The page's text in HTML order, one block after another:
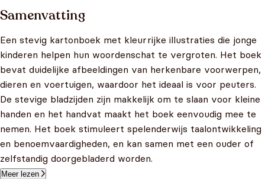
Samenvatting
Een stevig kartonboek met kleurrijke illustraties die jonge
kinderen helpen hun woordenschat te vergroten. Het boek
bevat duidelijke afbeeldingen van herkenbare voorwerpen,
dieren en voertuigen, waardoor het ideaal is voor peuters.
De stevige bladzijden zijn makkelijk om te slaan voor kleine
handen en het handvat maakt het boek eenvoudig mee te
nemen. Het boek stimuleert spelenderwijs taalontwikkeling
en benoemvaardigheden, en kan samen met een ouder of
zelfstandig doorgebladerd worden.
Meer lezen